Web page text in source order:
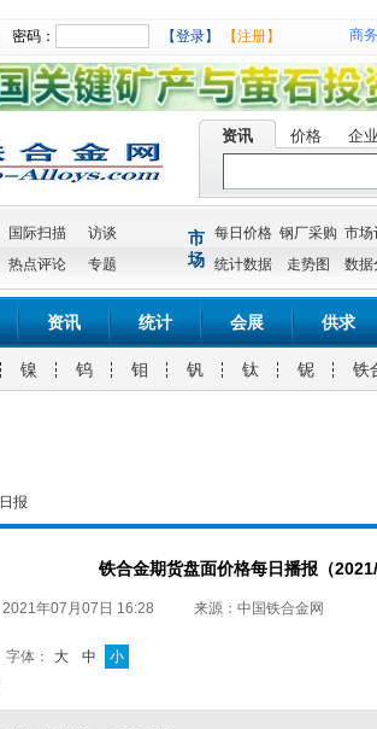
密码： 【登录】 【注册】 商
资讯 价格 企
国际扫描
访谈
热点评论 专题
市
场
每日价格 钢厂采购 市场
统计数据
走势图 数据
资讯 统计 会展 供求
镍 钨 钼 钒 钛 铌 铁
日报
铁合金期货盘面价格每日播报（
2021年07月07日 16:28 来源：中国铁合金网
字体： 大 中
小